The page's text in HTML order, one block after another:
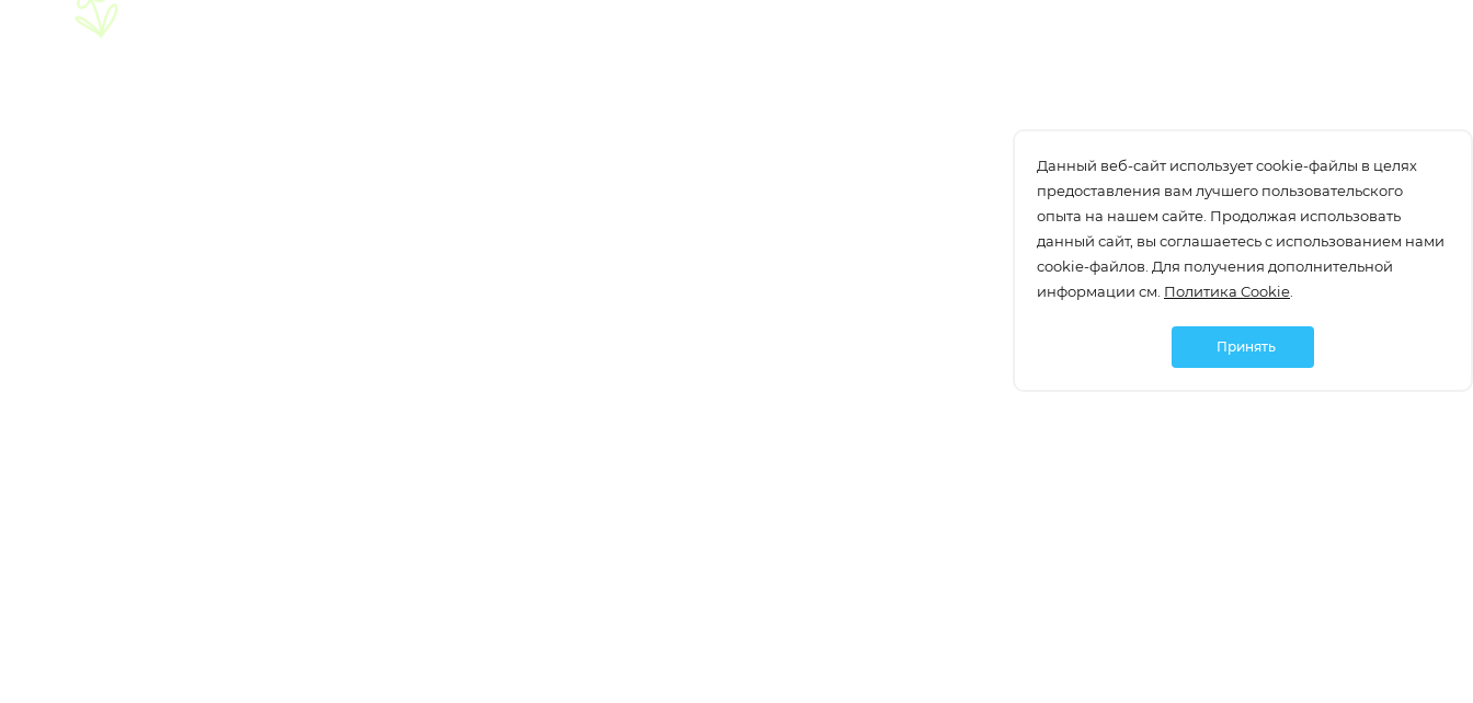
Данный веб-сайт использует cookie-файлы в целях
предоставления вам лучшего пользовательского
опыта на нашем сайте. Продолжая использовать
данный сайт, вы соглашаетесь с использованием нами
cookie-файлов. Для получения дополнительной
информации см. Политика Cookie
Принять